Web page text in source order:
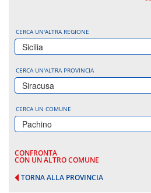
CERCA UN'ALTRA REGIONE
Sicilia
CERCA UN'ALTRA PROVINCIA
Siracusa
CERCA UN COMUNE
Pachino
CONFRONTA
CON UN ALTRO COMUNE
TORNA ALLA PROVINCIA